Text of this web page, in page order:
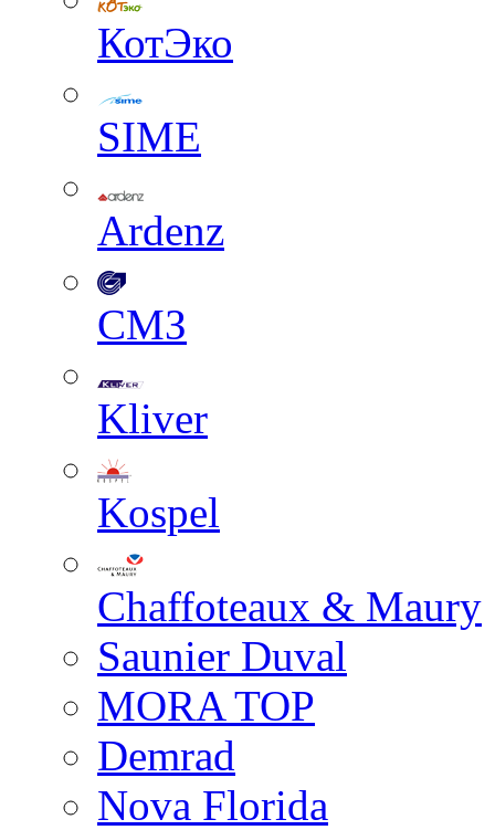
КотЭко
SIME
Ardenz
СМЗ
Kliver
Kospel
Chaffoteaux & Maury
Saunier Duval
MORA TOP
Demrad
Nova Florida